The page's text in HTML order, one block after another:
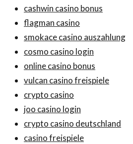
cashwin casino bonus
flagman casino
smokace casino auszahlung
cosmo casino login
online casino bonus
vulcan casino freispiele
crypto casino
joo casino login
crypto casino deutschland
casino freispiele